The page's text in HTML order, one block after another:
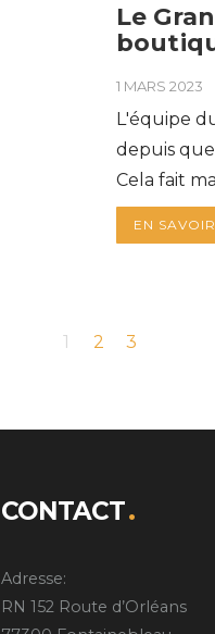
Le
1 MARS 2023
L'équipe
depuis
Cela fait
EN
1 2 3
CONTACT
Adresse:
RN 152 Route d’Orléans